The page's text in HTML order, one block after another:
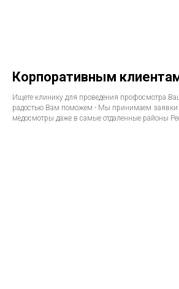
Корпоративным
Ищете клинику для проведения профосмотра
радостью Вам поможем - Мы принимаем заявки
медосмотры даже в самые отдаленные районы